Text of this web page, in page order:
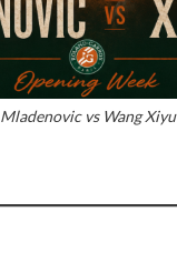
Mladenovic vs Wang Xiyu